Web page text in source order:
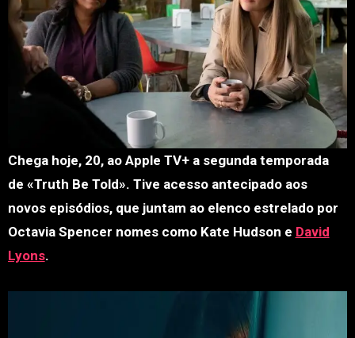
Chega hoje, 20, ao Apple TV+ a segunda temporada
de «Truth Be Told». Tive acesso antecipado aos
novos episódios, que juntam ao elenco estrelado por
Octavia Spencer nomes como Kate Hudson e David
Lyons.